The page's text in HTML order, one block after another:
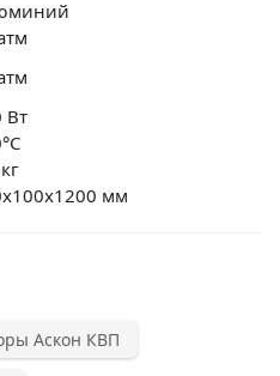
Вт
мм
Аскон КВП